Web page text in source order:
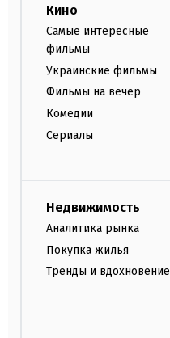
Кино
Самые интересные
фильмы
Украинские фильмы
Фильмы на вечер
Комедии
Сериалы
Недвижимость
Аналитика рынка
Покупка жилья
Тренды и вдохновение